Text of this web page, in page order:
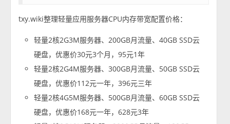
txy.wiki整理轻量应用服务器CPU内存带宽配置价格：
轻量2核2G3M服务器、200GB月流量、40GB SSD云
硬盘，优惠价30元3个月，95元1年
轻量2核2G4M服务器、300GB月流量、50GB SSD云
硬盘，优惠价112元一年，396元三年
轻量2核4G5M服务器、500GB月流量、60GB SSD云
硬盘，优惠价168元一年，628元3年